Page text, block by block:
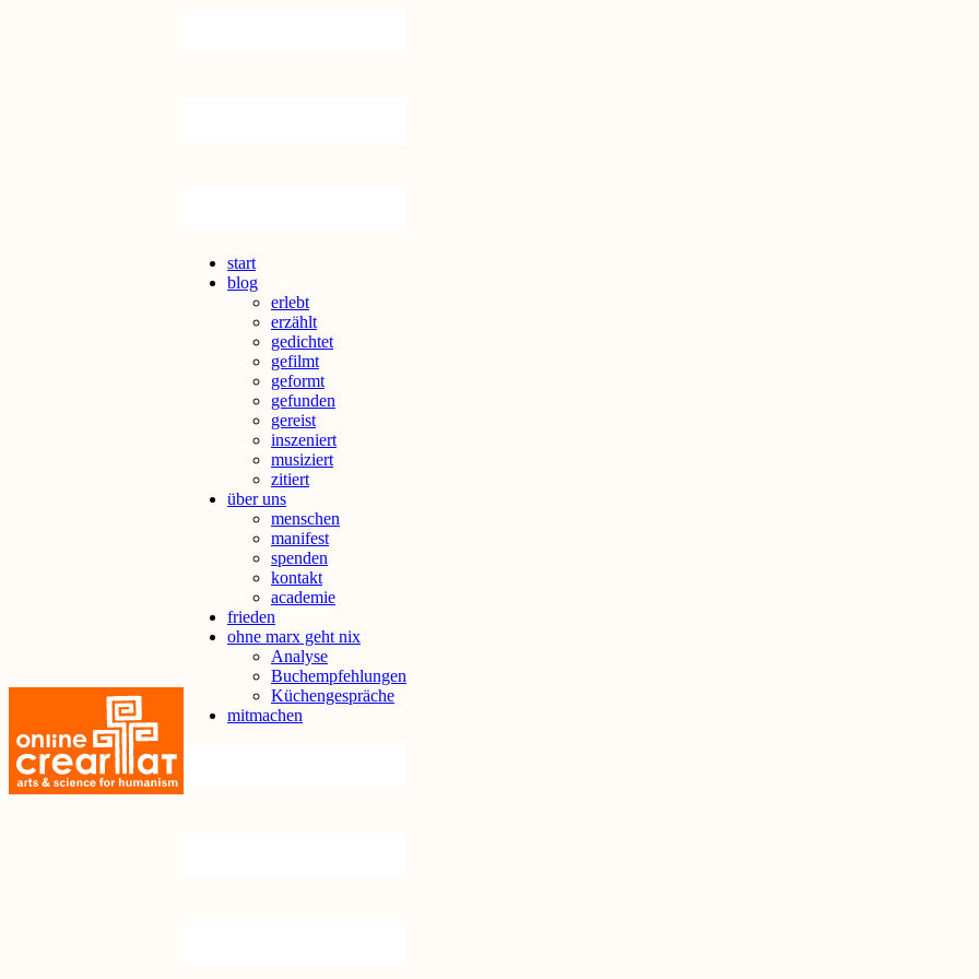
start
blog
erlebt
erzählt
gedichtet
gefilmt
geformt
gefunden
gereist
inszeniert
musiziert
zitiert
über uns
menschen
manifest
spenden
kontakt
academie
frieden
ohne marx geht nix
Analyse
Buchempfehlungen
Küchengespräche
mitmachen